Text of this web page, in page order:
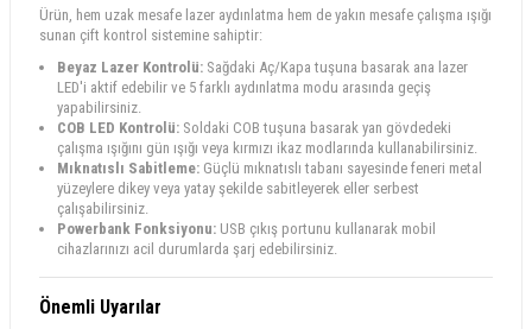
Ürün, hem uzak mesafe lazer aydınlatma hem de yakın mesafe çalışma ışığı
sunan çift kontrol sistemine sahiptir:
Beyaz Lazer Kontrolü: Sağdaki Aç/Kapa tuşuna basarak ana lazer
LED'i aktif edebilir ve 5 farklı aydınlatma modu arasında geçiş
yapabilirsiniz.
COB LED Kontrolü: Soldaki COB tuşuna basarak yan gövdedeki
çalışma ışığını gün ışığı veya kırmızı ikaz modlarında kullanabilirsiniz.
Mıknatıslı Sabitleme: Güçlü mıknatıslı tabanı sayesinde feneri metal
yüzeylere dikey veya yatay şekilde sabitleyerek eller serbest
çalışabilirsiniz.
Powerbank Fonksiyonu: USB çıkış portunu kullanarak mobil
cihazlarınızı acil durumlarda şarj edebilirsiniz.
Önemli Uyarılar